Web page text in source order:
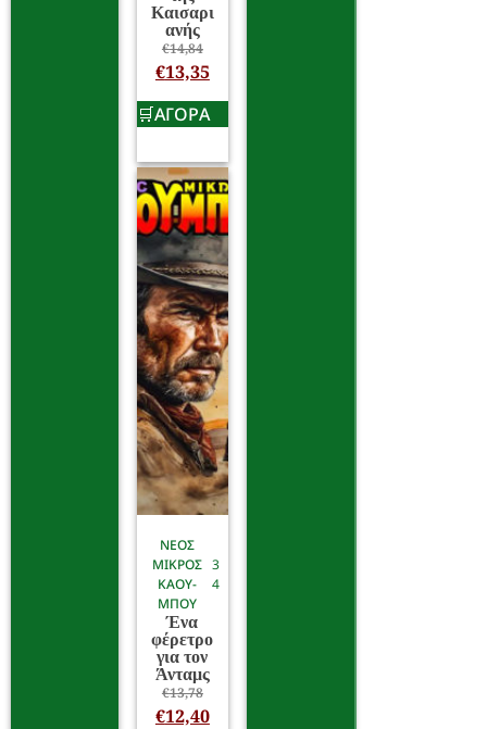
Καισαρι
ανής
€14,84
€13,35
ΑΓΟΡΑ
ΝΕΟΣ
ΜΙΚΡΟΣ
ΚΑΟΥ-
ΜΠΟΥ
3
4
Ένα
φέρετρο
για τον
Άνταμς
€13,78
€12,40